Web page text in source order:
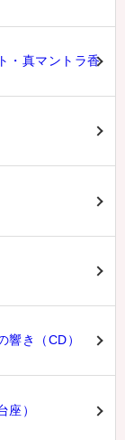
・真マントラ香
響き（CD）
座）